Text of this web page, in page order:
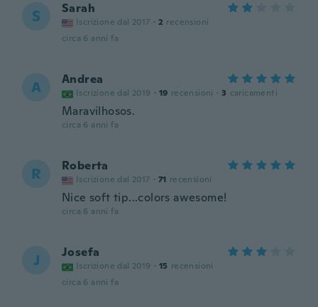
S Sarah
Iscrizione dal 2017 · 2 recensioni
circa 6 anni fa
A Andrea
Iscrizione dal 2019 · 19 recensioni · 3 caricamenti
Maravilhosos.
circa 6 anni fa
R Roberta
Iscrizione dal 2017 · 71 recensioni
Nice soft tip...colors awesome!
circa 6 anni fa
J Josefa
Iscrizione dal 2019 · 15 recensioni
circa 6 anni fa